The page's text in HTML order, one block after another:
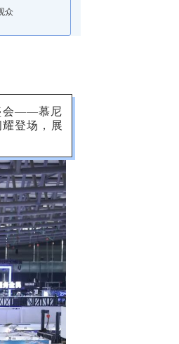
众
会——慕尼
登场，展